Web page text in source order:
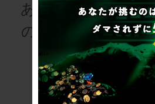
あなたも、物語
の登場人物にな
りませんか